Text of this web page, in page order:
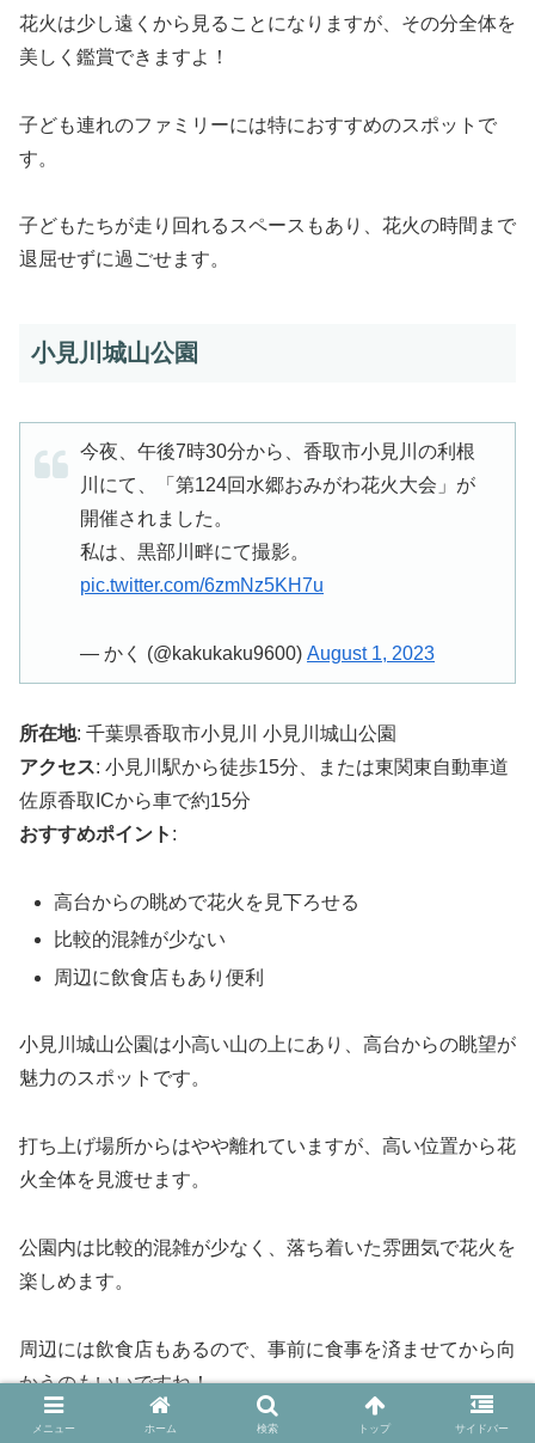
花火は少し遠くから見ることになりますが、その分全体を
美しく鑑賞できますよ！
子ども連れのファミリーには特におすすめのスポットで
す。
子どもたちが走り回れるスペースもあり、花火の時間まで
退屈せずに過ごせます。
小見川城山公園
今夜、午後7時30分から、香取市小見川の利根
川にて、「第124回水郷おみがわ花火大会」が
開催されました。
私は、黒部川畔にて撮影。
pic.twitter.com/6zmNz5KH7u
— かく (@kakukaku9600) August 1, 2023
所在地: 千葉県香取市小見川 小見川城山公園
アクセス: 小見川駅から徒歩15分、または東関東自動車道
佐原香取ICから車で約15分
おすすめポイント :
高台からの眺めで花火を見下ろせる
比較的混雑が少ない
周辺に飲食店もあり便利
小見川城山公園は小高い山の上にあり、高台からの眺望が
魅力のスポットです。
打ち上げ場所からはやや離れていますが、高い位置から花
火全体を見渡せます。
公園内は比較的混雑が少なく、落ち着いた雰囲気で花火を
楽しめます。
周辺には飲食店もあるので、事前に食事を済ませてから向
かうのもいいですね！
メニュー ホーム 検索 トップ サイドバー